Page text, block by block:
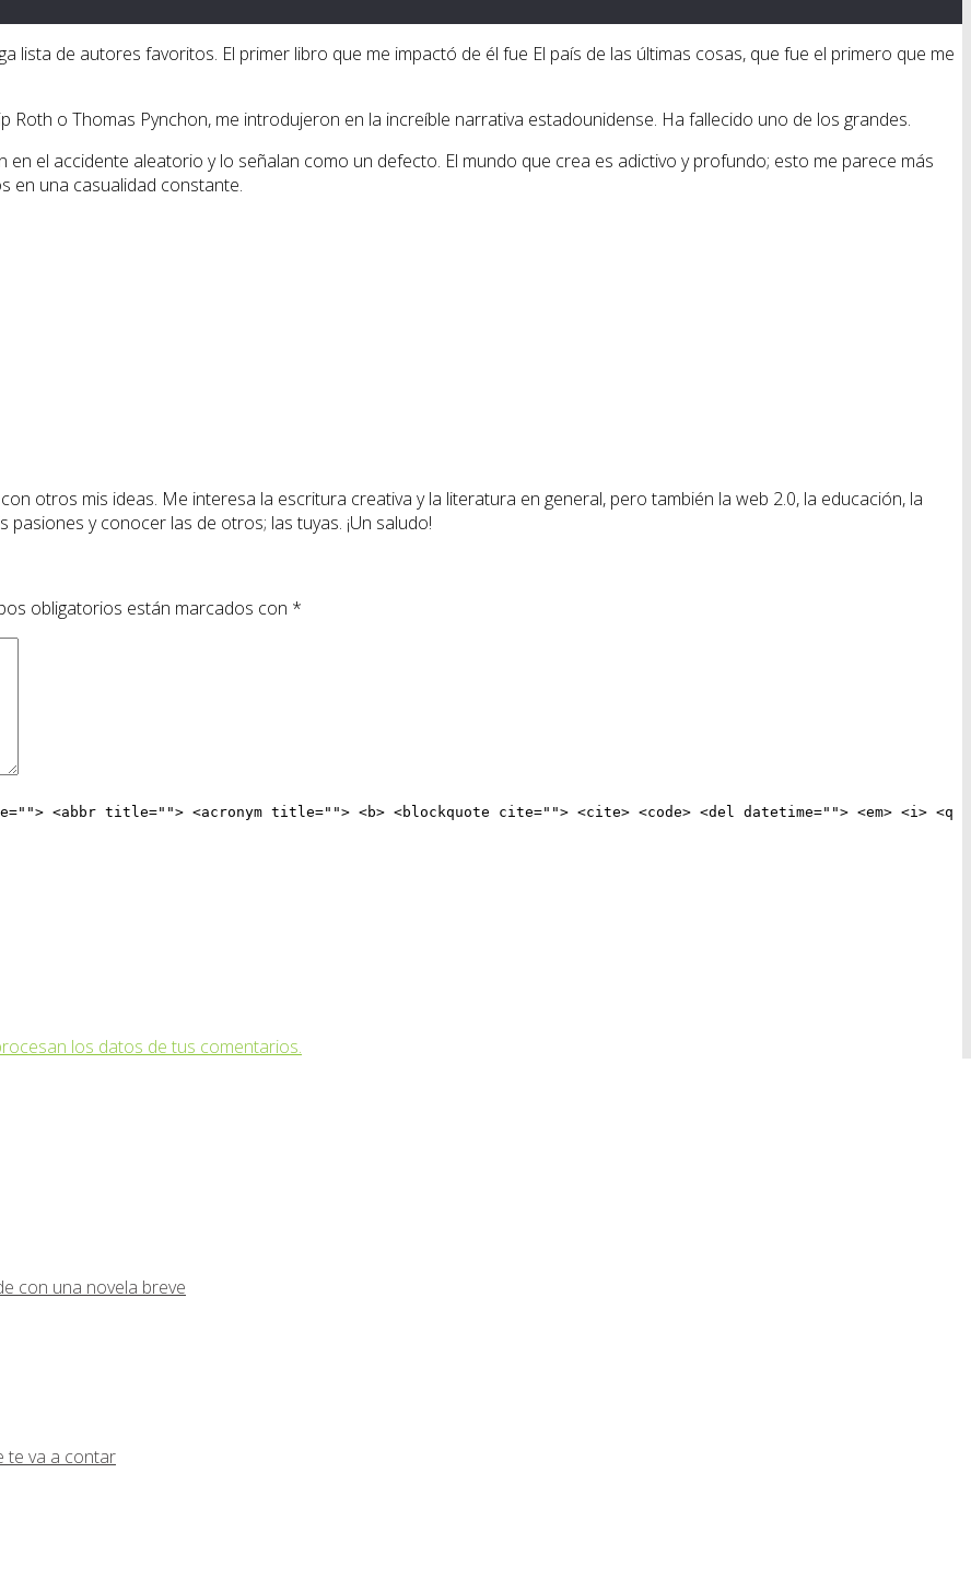
lista de autores favoritos. El primer libro que me impactó de él fue El país de las últimas cosas, que fue el primero que me
Roth o Thomas Pynchon, me introdujeron en la increíble narrativa estadounidense. Ha fallecido uno de los grandes.
el accidente aleatorio y lo señalan como un defecto. El mundo que crea es adictivo y profundo; esto me parece más
en una casualidad constante.
otros mis ideas. Me interesa la escritura creativa y la literatura en general, pero también la web 2.0, la educación, la
y conocer las de otros; las tuyas. ¡Un saludo!
obligatorios están marcados con *
<abbr title=""> <acronym title=""> <b> <blockquote cite=""> <cite> <code> <del datetime=""> <em> <i> <q
los datos de tus comentarios.
con una novela breve
te va a contar